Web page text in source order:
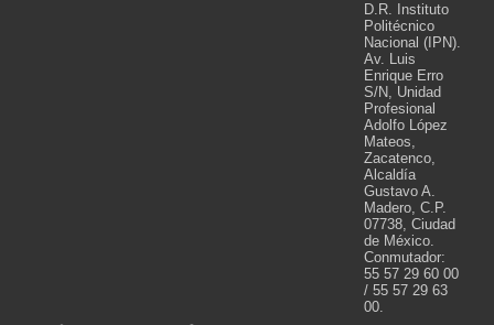
D.R. Instituto
Politécnico
Nacional (IPN).
Av. Luis
Enrique Erro
S/N, Unidad
Profesional
Adolfo López
Mateos,
Zacatenco,
Alcaldía
Gustavo A.
Madero, C.P.
07738, Ciudad
de México.
Conmutador:
55 57 29 60 00
/ 55 57 29 63
00.